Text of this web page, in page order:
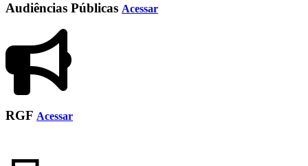
Audiências Públicas Acessar
RGF Acessar